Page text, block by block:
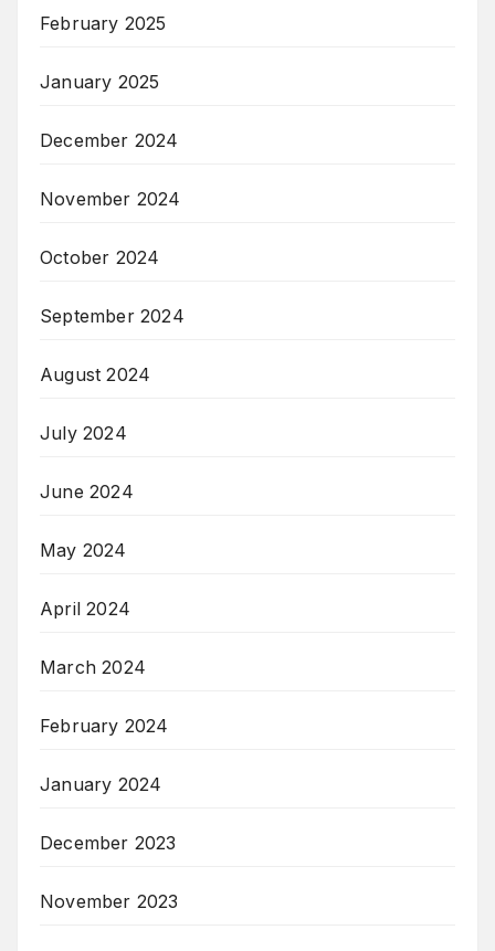
February 2025
January 2025
December 2024
November 2024
October 2024
September 2024
August 2024
July 2024
June 2024
May 2024
April 2024
March 2024
February 2024
January 2024
December 2023
November 2023